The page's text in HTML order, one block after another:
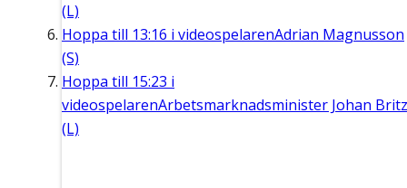
(L)
Hoppa till 13:16 i videospelarenAdrian Magnusson
(S)
Hoppa till 15:23 i
videospelarenArbetsmarknadsminister Johan Britz
(L)